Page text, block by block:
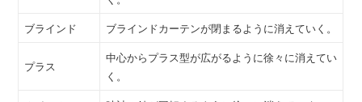
ブラインド
ブラインドカーテンが閉まるように消えていく。
プラス
中心からプラス型が広がるように徐々に消えてい
く。